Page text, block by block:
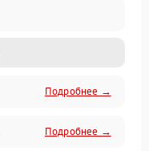
Подробнее →
Подробнее →